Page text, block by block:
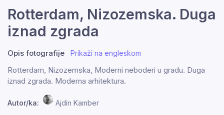
Rotterdam, Nizozemska. Duga
iznad zgrada
Opis fotografije Prikaži na engleskom
Rotterdam, Nizozemska, Moderni neboderi u gradu. Duga
iznad zgrada. Moderna arhitektura.
Autor/ka: Ajdin Kamber